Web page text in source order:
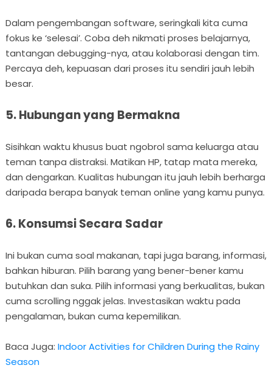
Dalam pengembangan software, seringkali kita cuma
fokus ke ‘selesai’. Coba deh nikmati proses belajarnya,
tantangan debugging-nya, atau kolaborasi dengan tim.
Percaya deh, kepuasan dari proses itu sendiri jauh lebih
besar.
5. Hubungan yang Bermakna
Sisihkan waktu khusus buat ngobrol sama keluarga atau
teman tanpa distraksi. Matikan HP, tatap mata mereka,
dan dengarkan. Kualitas hubungan itu jauh lebih berharga
daripada berapa banyak teman online yang kamu punya.
6. Konsumsi Secara Sadar
Ini bukan cuma soal makanan, tapi juga barang, informasi,
bahkan hiburan. Pilih barang yang bener-bener kamu
butuhkan dan suka. Pilih informasi yang berkualitas, bukan
cuma scrolling nggak jelas. Investasikan waktu pada
pengalaman, bukan cuma kepemilikan.
Baca Juga: Indoor Activities for Children During the Rainy
Season